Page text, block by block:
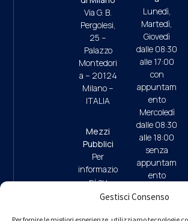
Gestisci Consenso
Via G. B.
Pergolesi,
25 –
Palazzo
Montedori
a – 20124
Milano –
ITALIA
Mezzi
Pubblici
Per
informazio
ni su
mezzi
Lunedì,
Martedì,
Giovedì
dalle 08:30
alle 17:00
con
appuntam
ento
Mercoledì
dalle 08:30
alle 18:00
senza
appuntam
ento
accesso